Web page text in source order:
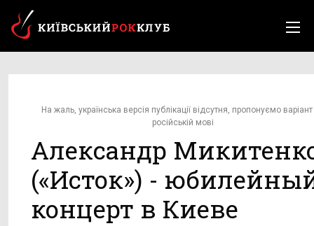
На жаль, українська версія публікації відсутня, пропонуємо
російській мові
Александр
(«Исток») -
концерт в Киеве